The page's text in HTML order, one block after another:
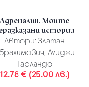
Адреналин. Моите
истории
Автори: Златан
Луиджи
Гарландо
12.78 € (25.00 лв.)